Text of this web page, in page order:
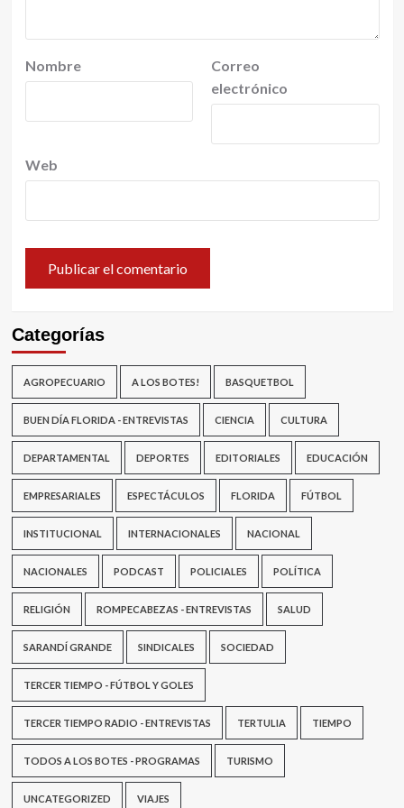
Nombre
Correo
electrónico
Web
Categorías
AGROPECUARIO A LOS BOTES! BASQUETBOL
BUEN DÍA FLORIDA - ENTREVISTAS CIENCIA CULTURA
DEPARTAMENTAL DEPORTES EDITORIALES EDUCACIÓN
EMPRESARIALES ESPECTÁCULOS FLORIDA FÚTBOL
INSTITUCIONAL INTERNACIONALES NACIONAL
NACIONALES PODCAST POLICIALES POLÍTICA
RELIGIÓN ROMPECABEZAS - ENTREVISTAS SALUD
SARANDÍ GRANDE SINDICALES SOCIEDAD
TERCER TIEMPO - FÚTBOL Y GOLES
TERCER TIEMPO RADIO - ENTREVISTAS TERTULIA TIEMPO
TODOS A LOS BOTES - PROGRAMAS TURISMO
UNCATEGORIZED VIAJES